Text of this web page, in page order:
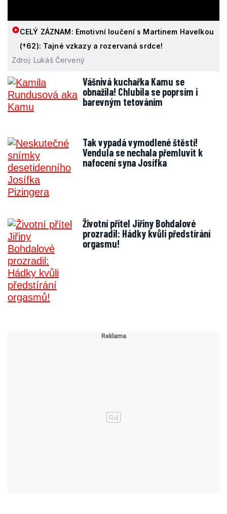
CELÝ ZÁZNAM: Emotivní loučení s Martinem Havelkou
(†62): Tajné vzkazy a rozervaná srdce!
Zdroj: Lukáš Červený
Vášnivá kuchařka Kamu se
obnažila! Chlubila se poprsím i
barevným tetováním
Tak vypadá vymodlené štěstí!
Vendula se nechala přemluvit k
nafocení syna Josífka
Životní přítel Jiřiny Bohdalové
prozradil: Hádky kvůli předstírání
orgasmu!